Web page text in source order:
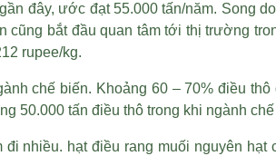
đây, ước đạt 55.000 tấn/năm. Song
bắt đầu quan tâm tới thị trường
rupee/kg.
chế biến. Khoảng 60 – 70% điều
50.000 tấn điều thô trong khi ngành
đi nhiều. hạt điều rang muối nguyên hạt